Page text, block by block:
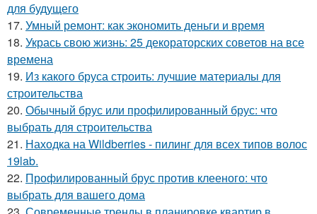
для будущего
17. Умный ремонт: как экономить деньги и время
18. Укрась свою жизнь: 25 декораторских советов на все
времена
19. Из какого бруса строить: лучшие материалы для
строительства
20. Обычный брус или профилированный брус: что
выбрать для строительства
21. Находка на Wildberries - пилинг для всех типов волос
19lab.
22. Профилированный брус против клееного: что
выбрать для вашего дома